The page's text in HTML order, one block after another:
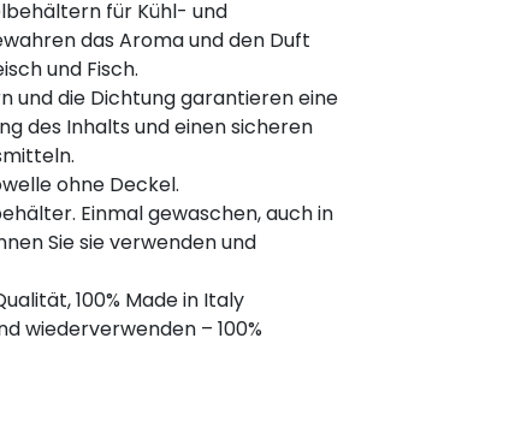
für Kühl- und
das Aroma und den Duft
und Fisch.
und die Dichtung garantieren eine
des Inhalts und einen sicheren
ohne Deckel.
Einmal gewaschen, auch in
Sie sie verwenden und
100% Made in Italy
wiederverwenden – 100%